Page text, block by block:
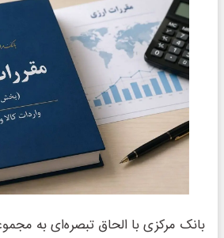
بانک مرکزی با الحاق تبصره‌ای به